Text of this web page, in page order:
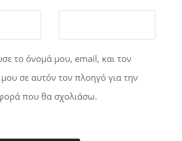
το όνομά μου, email, και τον
σε αυτόν τον πλοηγό για την
που θα σχολιάσω.